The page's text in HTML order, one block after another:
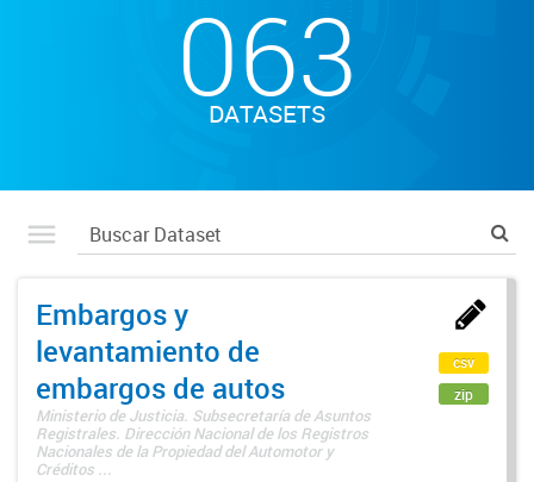
063
DATASETS
Embargos y
levantamiento de
embargos de autos
Ministerio de Justicia. Subsecretaría de Asuntos
Registrales. Dirección Nacional de los Registros
Nacionales de la Propiedad del Automotor y
Créditos ...
csv
zip